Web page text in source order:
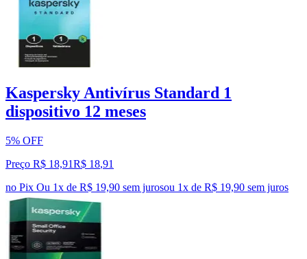
Kaspersky Antivírus Standard 1
dispositivo 12 meses
5% OFF
Preço R$ 18,91R$ 18,91
no Pix Ou 1x de R$ 19,90 sem jurosou 1x de R$ 19,90 sem juros